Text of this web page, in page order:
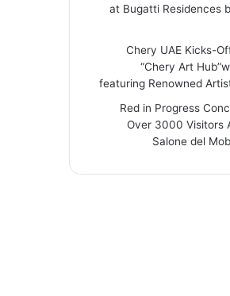
at Bugatti Residences
Chery UAE Kicks-
“Chery Art
featuring Renowned
Red in Progress
Over 3000 Visitors
Salone del